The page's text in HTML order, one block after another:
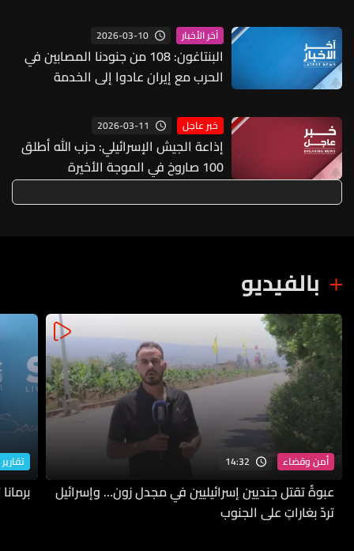
آخر الأخبار 2026-03-10
البنتاغون: 108 من جنودنا المصابين في
الحرب مع إيران عادوا إلى الخدمة
خبر عاجل 2026-03-11
إذاعة الجيش الإسرائيلي: حزب الله أطلق
100 صاروخ في الموجة الأخيرة
بالفيديو
أمن وقضاء 14:32
عبوةٌ تقتل جنديين إسرائيليين في مجدل زون… وإسرائيل
تردّ بغاراتٍ على الجنوب